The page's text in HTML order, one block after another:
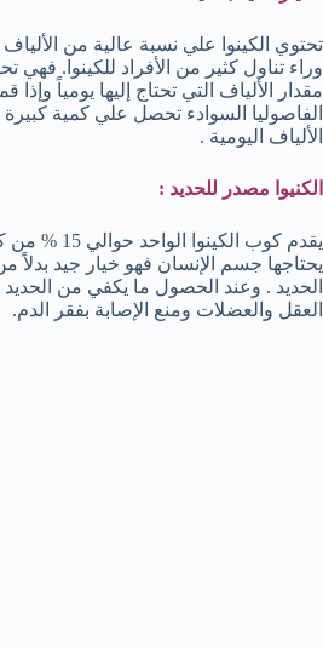
تحتوي الكينوا علي نسبة عالية من
وراء تناول كثير من الأفراد للكينوا.
مقدار الألياف التي تحتاج إليها يومياً وإذا
الفاصوليا السوادء تحصل علي كمية
الألياف اليومية .
الكنيوا مصدر للحديد :
يقدم كوب
يحتاجها جسم الإنسان فهو خيار جيد بدلاً
الحديد . وعند الحصول ما يكفي من
العقل والعضلات ومنع الإصابة بفقر الدم.